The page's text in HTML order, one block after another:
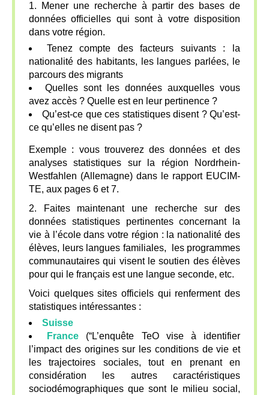
1. Mener une recherche à partir des bases de
données officielles qui sont à votre disposition
dans votre région.
Tenez compte des facteurs suivants : la
nationalité des habitants, les langues parlées, le
parcours des migrants
Quelles sont les données auxquelles vous
avez accès ? Quelle est en leur pertinence ?
Qu’est-ce que ces statistiques disent ? Qu’est-
ce qu’elles ne disent pas ?
Exemple : vous trouverez des données et des
analyses statistiques sur la région Nordrhein-
Westfahlen (Allemagne) dans le rapport EUCIM-
TE, aux pages 6 et 7.
2. Faites maintenant une recherche sur des
données statistiques pertinentes concernant la
vie à l’école dans votre région : la nationalité des
élèves, leurs langues familiales, les programmes
communautaires qui visent le soutien des élèves
pour qui le français est une langue seconde, etc.
Voici quelques sites officiels qui renferment des
statistiques intéressantes :
Suisse
France (“L’enquête TeO vise à identifier
l’impact des origines sur les conditions de vie et
les trajectoires sociales, tout en prenant en
considération les autres caractéristiques
sociodémographiques que sont le milieu social,